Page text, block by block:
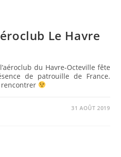
Le Havre
du Havre-Octeville fête
de patrouille de France.
rencontrer
31 AOÛT 2019